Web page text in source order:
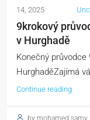
14, 2025
9krokový
v Hurghadě
Konečný
HurghaděZajímá
Continue reading
by mohamed samy